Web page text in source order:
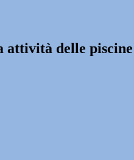
attività delle piscine